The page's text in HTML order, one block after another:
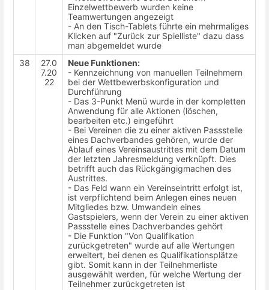
Einzelwettbewerb wurden keine
Teamwertungen angezeigt
- An den Tisch-Tablets führte ein mehrmaliges
Klicken auf "Zurück zur Spielliste" dazu dass
man abgemeldet wurde
38
27.0
7.20
22
Neue Funktionen:
- Kennzeichnung von manuellen Teilnehmern
bei der Wettbewerbskonfiguration und
Durchführung
- Das 3-Punkt Menü wurde in der kompletten
Anwendung für alle Aktionen (löschen,
bearbeiten etc.) eingeführt
- Bei Vereinen die zu einer aktiven Passstelle
eines Dachverbandes gehören, wurde der
Ablauf eines Vereinsaustrittes mit dem Datum
der letzten Jahresmeldung verknüpft. Dies
betrifft auch das Rückgängigmachen des
Austrittes.
- Das Feld wann ein Vereinseintritt erfolgt ist,
ist verpflichtend beim Anlegen eines neuen
Mitgliedes bzw. Umwandeln eines
Gastspielers, wenn der Verein zu einer aktiven
Passstelle eines Dachverbandes gehört
- Die Funktion "Von Qualifikation
zurückgetreten" wurde auf alle Wertungen
erweitert, bei denen es Qualifikationsplätze
gibt. Somit kann in der Teilnehmerliste
ausgewählt werden, für welche Wertung der
Teilnehmer zurückgetreten ist